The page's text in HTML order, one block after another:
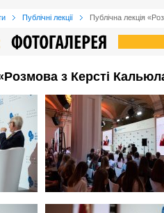
Публічні лекції Публічна лекція
з Керсті